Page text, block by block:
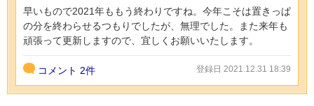
早いもので2021年ももう終わりですね。今年こそは置きっぱ
の分を終わらせるつもりでしたが、無理でした。また来年も
頑張って更新しますので、宜しくお願いいたします。
コメント 2件 登録日 2021.12.31 18:39